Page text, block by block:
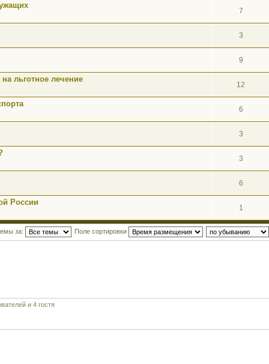
7
3
9
льготное лечение
12
6
3
3
6
России
1
за: Поле сортировки
и 4 гостя